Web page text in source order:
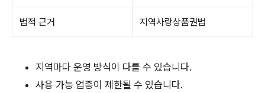
법적 근거 지역사랑상품권법
지역마다 운영 방식이 다를 수 있습니다.
사용 가능 업종이 제한될 수 있습니다.